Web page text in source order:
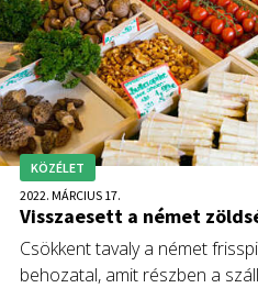
KÖZÉLET
2022. MÁRCIUS 17.
Visszaesett a német
Csökkent tavaly a német
behozatal, amit részben a